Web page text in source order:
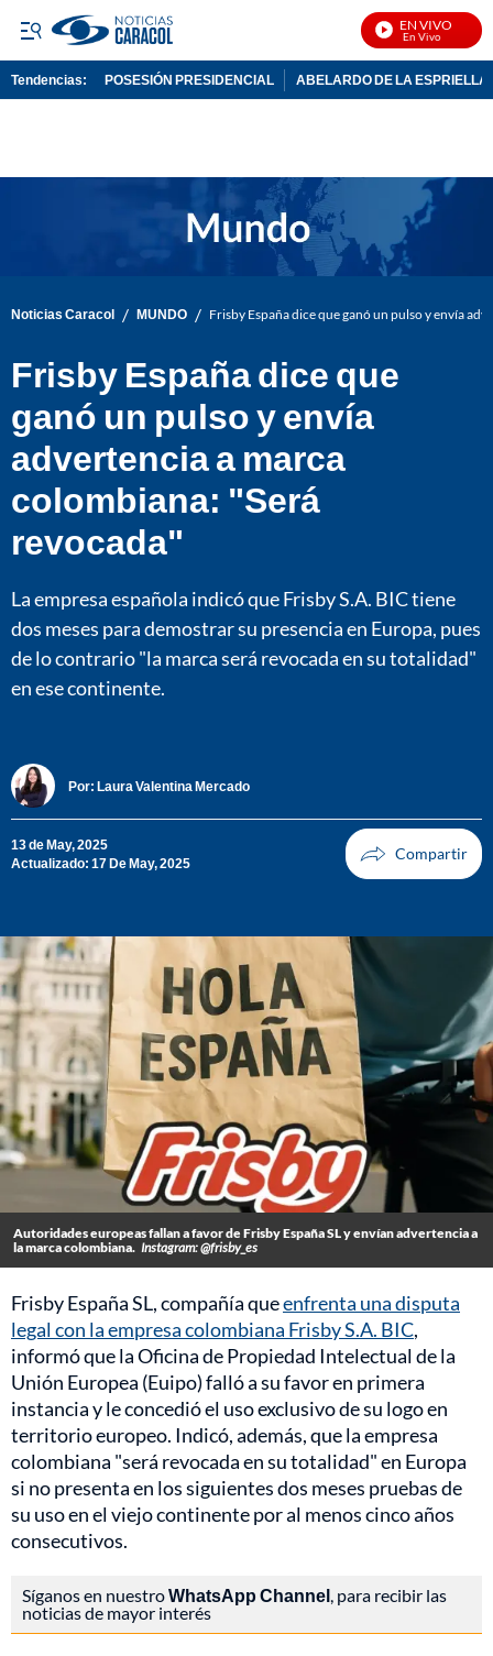
EN VIVO
Tendencias: POSESIÓN PRESIDENCIAL ABELARDO DE LA ESPRIELLA
Noticias Caracol / MUNDO / Frisby España dice que ganó un pulso y envía
Frisby España dice que
ganó un pulso y envía
advertencia a marca
colombiana: "Será
revocada"
La empresa española indicó que Frisby S.A. BIC tiene
dos meses para demostrar su presencia en Europa, pues
de lo contrario "la marca será revocada en su totalidad"
en ese continente.
Por: Laura Valentina Mercado
13 de May, 2025
Actualizado: 17 De May, 2025
Autoridades europeas fallan a favor de Frisby España SL y envían advertencia a
la marca colombiana. Instagram: @frisby_es
Frisby España SL, compañía queenfrenta una disputa
legal con la empresa colombiana Frisby S.A. BIC,
informó que la Oficina de Propiedad Intelectual de la
Unión Europea (Euipo) falló a su favor en primera
instancia y le concedió el uso exclusivo de su logo en
territorio europeo. Indicó, además, que la empresa
colombiana "será revocada en su totalidad" en Europa
si no presenta en los siguientes dos meses pruebas de
su uso en el viejo continente por al menos cinco años
consecutivos.
Síganos en nuestroWhatsApp Channel, para recibir las
noticias de mayor interés